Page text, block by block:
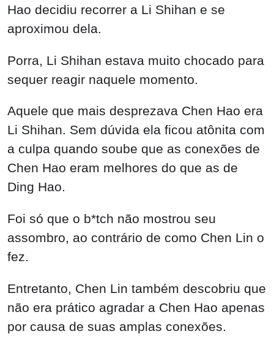
Aquele que mais desprezava Chen Hao era
Li Shihan. Sem dúvida ela ficou atônita com
a culpa quando soube que as conexões de
Chen Hao eram melhores do que as de
Ding Hao.
Foi só que o b*tch não mostrou seu
assombro, ao contrário de como Chen Lin o
fez.
Entretanto, Chen Lin também descobriu que
não era prático agradar a Chen Hao apenas
por causa de suas amplas conexões.